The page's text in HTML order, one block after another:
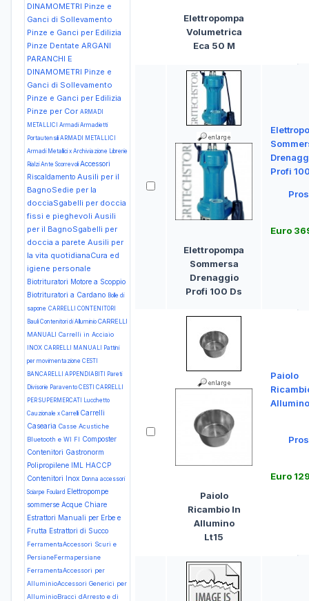
DINAMOMETRI Pinze e
Ganci di Sollevamento
Pinze e Ganci per Edilizia
Pinze Dentate ARGANI
PARANCHI E
DINAMOMETRI Pinze e
Ganci di Sollevamento
Pinze e Ganci per Edilizia
Pinze per Cor ARMADI
METALLICI Armadi Armadietti
PortautensiliARMADI METALLICI
Armadi Metallici x Archiviazione Librerie
Rialzi Ante ScorrevoliAccessori
Riscaldamento Ausili per il
BagnoSedie per la
docciaSgabelli per doccia
fissi e pieghevoli Ausili
per il BagnoSgabelli per
doccia a parete Ausili per
la vita quotidianaCura ed
igiene personale
Biotrituratori Motore a Scoppio
Biotrituratori a Cardano Bolle di
sapone CARRELLI CONTENITORI
Bauli Contenitori di Alluminio CARRELLI
MANUALI Carrelli in Acciaio
INOX CARRELLI MANUALI Pattini
per movimentazione CESTI
BANCARELLI APPENDIABITI Pareti
Divisorie Paravento CESTI CARRELLI
PER SUPERMERCATI Lucchetto
Cauzionale x Carrelli Carrelli
Casearia Casse Acustiche
Bluetooth e WI FI Composter
Contenitori Gastronorm
Polipropilene IML HACCP
Contenitori Inox Donna accessori
Sciarpe Foulard Elettropompe
sommerse Acque Chiare
Estrattori Manuali per Erbe e
Frutta Estrattori di Succo
FerramentaAccessori Scuri e
PersianeFermapersiane
FerramentaAccessori per
AlluminioAccessori Generici per
AlluminioBracci dArresto e di
Elettropompa
Volumetrica
Eca 50 M
Elettropompa
Sommersa
Drenaggio
Profi 100 Ds
Profi
Euro
Paiolo
Ricambio In
Allumino
Lt15
Paiolo
Euro